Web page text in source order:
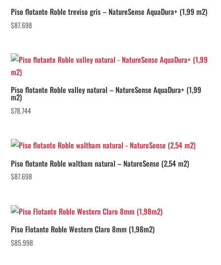
Piso flotante Roble treviso gris – NatureSense AquaDura+ (1,99 m2)
$87.698
Piso flotante Roble valley natural – NatureSense AquaDura+ (1,99
m2)
$78.744
Piso flotante Roble waltham natural – NatureSense (2,54 m2)
$87.698
Piso Flotante Roble Western Claro 8mm (1,98m2)
$85.998